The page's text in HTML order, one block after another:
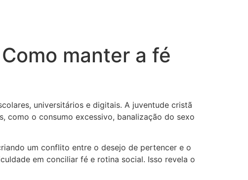
manter a fé
universitários e digitais. A juventude cristã
como o consumo excessivo, banalização do sexo
um conflito entre o desejo de pertencer e o
em conciliar fé e rotina social. Isso revela o